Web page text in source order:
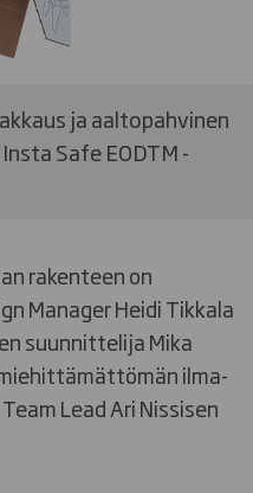
ja aaltopahvinen
Safe EODTM -
rakenteen on
Manager Heidi Tikkala
suunnittelija Mika
ilma-
Lead Ari Nissisen